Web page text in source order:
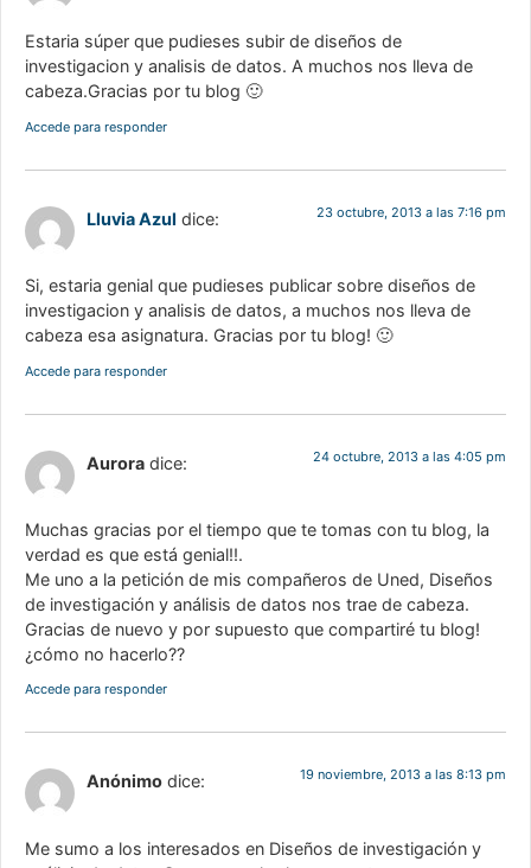
Estaria súper que pudieses subir de diseños de
investigacion y analisis de datos. A muchos nos lleva de
cabeza.Gracias por tu blog 🙂
Accede para responder
Lluvia Azul dice: 23 octubre, 2013 a las 7:16 pm
Si, estaria genial que pudieses publicar sobre diseños de
investigacion y analisis de datos, a muchos nos lleva de
cabeza esa asignatura. Gracias por tu blog! 🙂
Accede para responder
Aurora dice: 24 octubre, 2013 a las 4:05 pm
Muchas gracias por el tiempo que te tomas con tu blog, la
verdad es que está genial!!.
Me uno a la petición de mis compañeros de Uned, Diseños
de investigación y análisis de datos nos trae de cabeza.
Gracias de nuevo y por supuesto que compartiré tu blog!
¿cómo no hacerlo??
Accede para responder
Anónimo dice: 19 noviembre, 2013 a las 8:13 pm
Me sumo a los interesados en Diseños de investigación y